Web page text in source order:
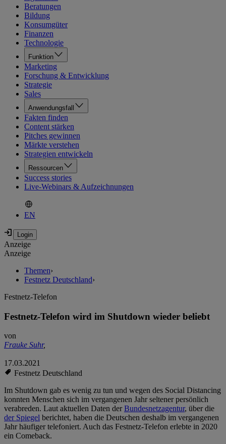
Beratungen
Bildung
Konsumgüter
Finanzen
Technologie
Funktion
Marketing
Forschung & Entwicklung
Strategie
Sales
Anwendungsfall
Fakten finden
Content stärken
Pitches gewinnen
Märkte verstehen
Strategien entwickeln
Ressourcen
Success stories
Live-Webinars & Aufzeichnungen
EN
Anzeige
Anzeige
Themen›
Festnetz Deutschland›
Festnetz-Telefon
Festnetz-Telefon wird im Shutdown wieder beliebt
von
Frauke Suhr,
17.03.2021
Festnetz Deutschland
Im Shutdown gab es wenig zu tun und wegen des Social Distancing
konnten Menschen sich im vergangenen Jahr seltener persönlich
verabreden. Laut aktuellen Daten derBundesnetzagentur, über die
der Spiegel berichtet, haben die Deutschen deshalb im vergangenen
Jahr häufiger telefoniert. Auch das Festnetz-Telefon erlebte in 2020
ein Comeback.